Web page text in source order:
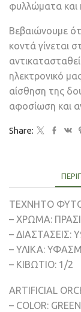
φυλλώματα και
Βεβαιώνουμε
κοντά γίνεται
ηλεκτρονικό
αίσθηση της
αφοσίωση και
Share:
TEXNHTO
– ΧΡΩΜΑ:
– ΔΙΑΣΤΑΣΕΙΣ:
– ΥΛΙΚΑ:
– ΚΙΒΩΤΙΟ: 1/2
ARTIFICIAL
– COLOR: